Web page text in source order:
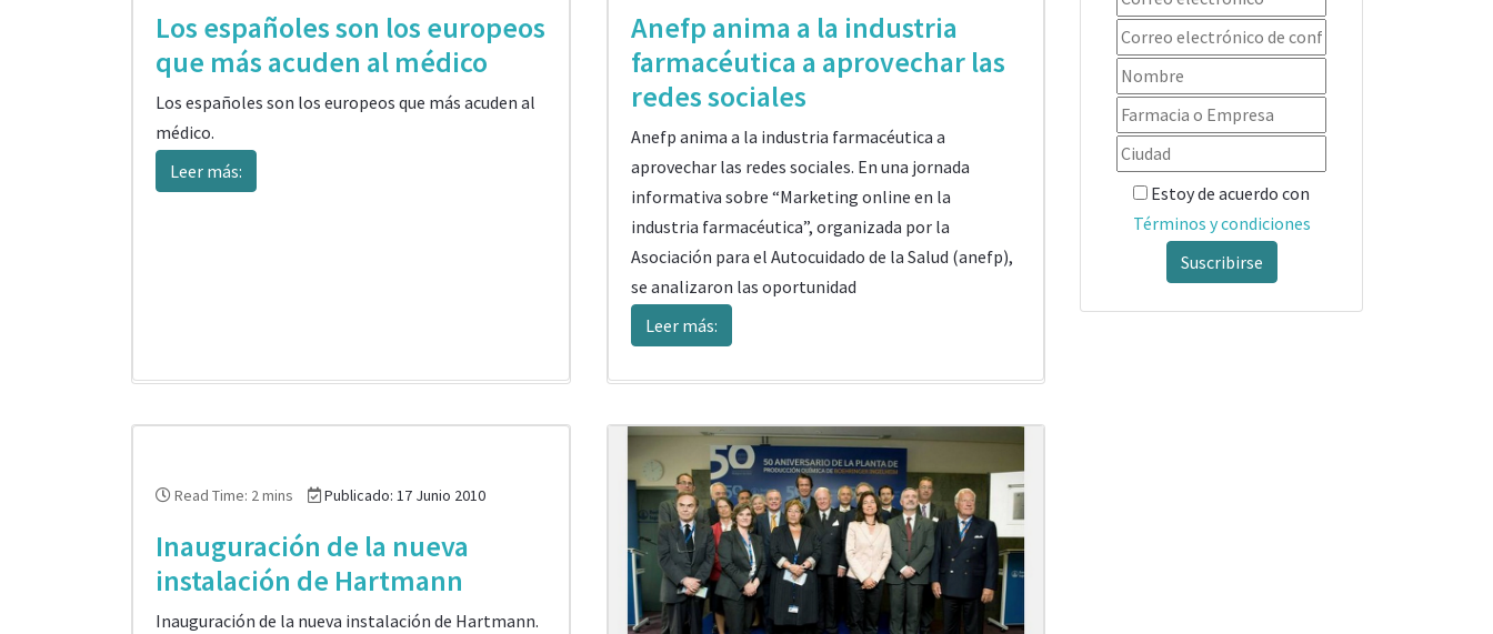
Los españoles son los europeos
que más acuden al médico
Los españoles son los europeos que más acuden al
médico.
Leer más:
Anefp anima a la industria
farmacéutica a aprovechar las
redes sociales
Anefp anima a la industria farmacéutica a
aprovechar las redes sociales. En una jornada
informativa sobre “Marketing online en la
industria farmacéutica”, organizada por la
Asociación para el Autocuidado de la Salud (anefp),
se analizaron las oportunidad
Leer más:
Read Time: 2 mins Publicado: 17 Junio 2010
Inauguración de la nueva
instalación de Hartmann
Inauguración de la nueva instalación de Hartmann.
Estoy de acuerdo con
Términos y condiciones
Suscribirse